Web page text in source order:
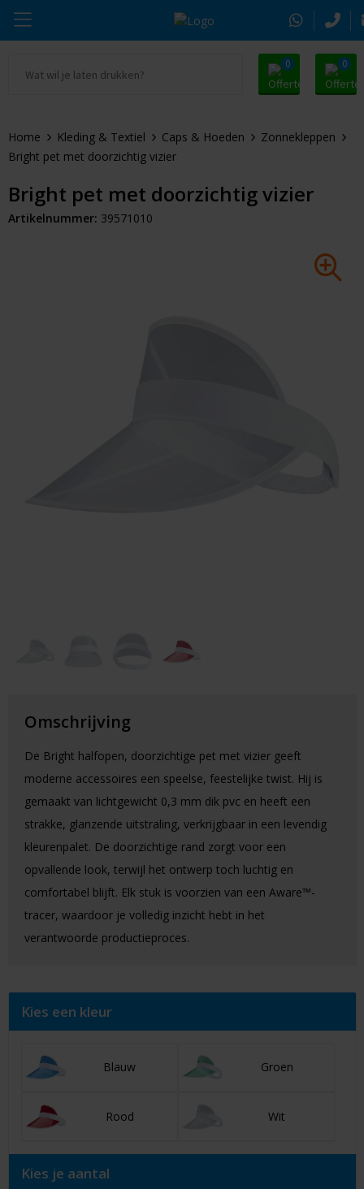
0 0
Drinkwaren
Tassen & Reizen
Alle promosnoepje
Zomer
Kerst
Thule
Alle merken
Home Kleding & Textiel Caps & Hoeden
Zonnekleppen
Bright pet met doorzichtig vizier
Bright pet met doorzichtig vizier
Artikelnummer: 39571010
Omschrijving
De Bright halfopen, doorzichtige pet met vizier geeft
moderne accessoires een speelse, feestelijke twist. Hij is
gemaakt van lichtgewicht 0,3 mm dik pvc en heeft een
strakke, glanzende uitstraling, verkrijgbaar in een levendig
kleurenpalet. De doorzichtige rand zorgt voor een
opvallende look, terwijl het ontwerp toch luchtig en
comfortabel blijft. Elk stuk is voorzien van een Aware™-
tracer, waardoor je volledig inzicht hebt in het
verantwoorde productieproces.
Kies een kleur
Blauw Groen
Rood Wit
Kies je aantal